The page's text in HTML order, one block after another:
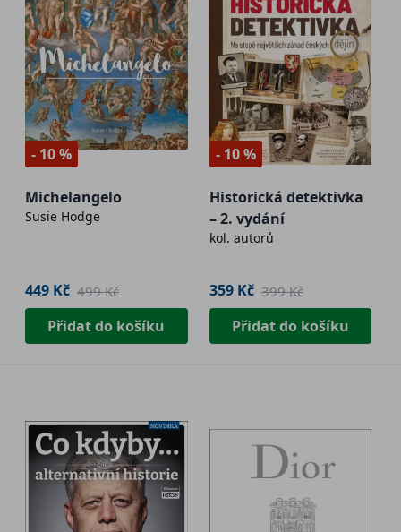
- 10 %
Michelangelo
Susie Hodge
449 Kč 499 Kč
Přidat do košíku
- 10 %
Historická detektivka
– 2. vydání
kol. autorů
359 Kč 399 Kč
Přidat do košíku